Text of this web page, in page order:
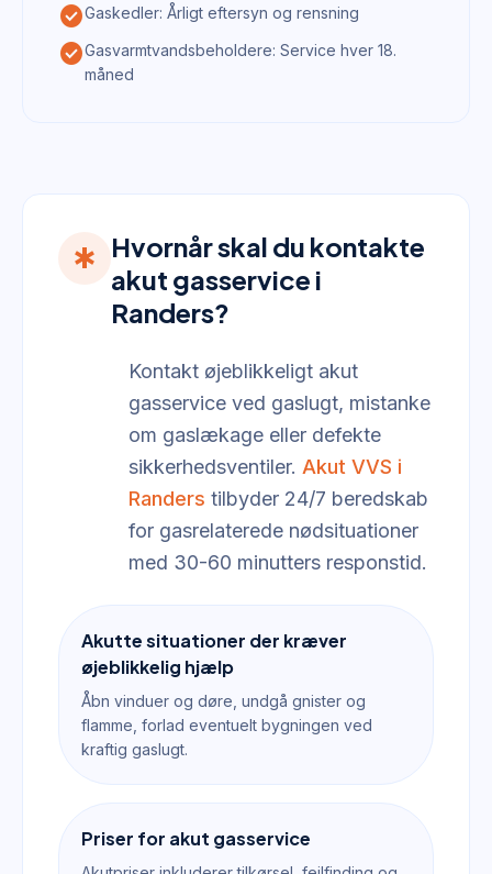
check_circleGaskedler: Årligt eftersyn og rensning
check_circleGasvarmtvandsbeholdere: Service hver 18.
måned
emergency
Hvornår skal du kontakte
akut gasservice i
Randers?
Kontakt øjeblikkeligt akut
gasservice ved gaslugt, mistanke
om gaslækage eller defekte
sikkerhedsventiler. Akut VVS i
Randers tilbyder 24/7 beredskab
for gasrelaterede nødsituationer
med 30-60 minutters responstid.
Akutte situationer der kræver
øjeblikkelig hjælp
Åbn vinduer og døre, undgå gnister og
flamme, forlad eventuelt bygningen ved
kraftig gaslugt.
Priser for akut gasservice